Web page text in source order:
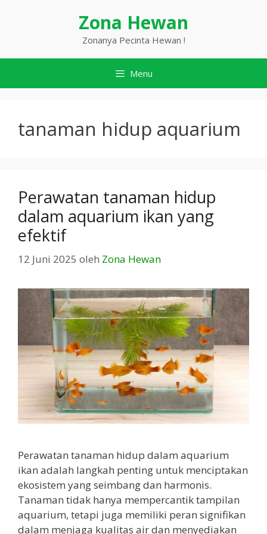
Zona Hewan
Zonanya Pecinta Hewan !
Menu
tanaman hidup aquarium
Perawatan tanaman hidup
dalam aquarium ikan yang
efektif
12 Juni 2025 oleh Zona Hewan
Perawatan tanaman hidup dalam aquarium
ikan adalah langkah penting untuk menciptakan
ekosistem yang seimbang dan harmonis.
Tanaman tidak hanya mempercantik tampilan
aquarium, tetapi juga memiliki peran signifikan
dalam menjaga kualitas air dan menyediakan